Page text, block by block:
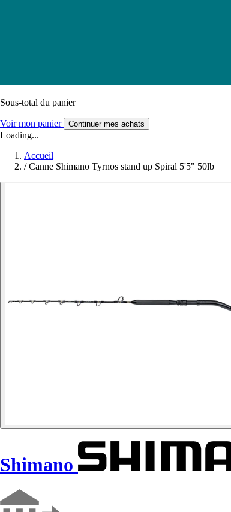
Sous-total du panier
Voir mon panier Continuer mes achats
Loading...
Accueil
/ Canne Shimano Tyrnos stand up Spiral 5'5" 50lb
Shimano